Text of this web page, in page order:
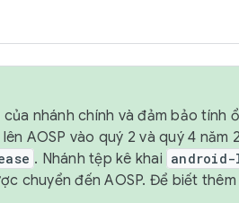
nhánh chính và đảm bảo tính
AOSP vào quý 2 và quý 4
. Nhánh tệp kê khai
chuyển đến AOSP. Để biết